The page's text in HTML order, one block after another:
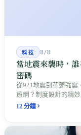
科技 8/8
當地震來襲時，
密碼
從921地震到花蓮強震
療網？制度設計的精
12 分鐘